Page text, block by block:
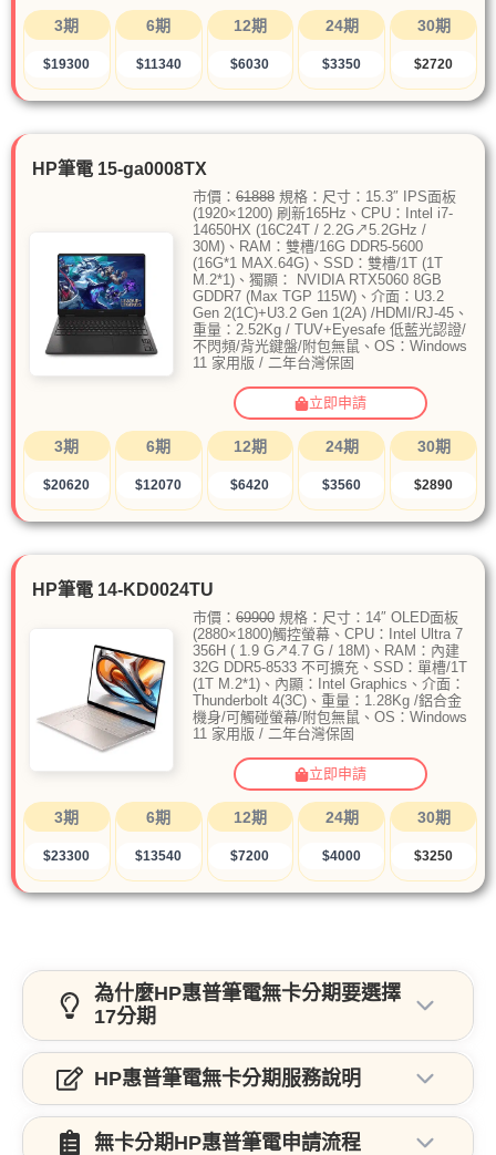
3期
$19300
6期
$11340
12期
$6030
24期
$3350
30期
$2720
HP筆電 15-ga0008TX
市價： 61888規格：尺寸：15.3″ IPS面板
(1920×1200) 刷新165Hz、CPU：Intel i7-
14650HX (16C24T / 2.2G↗5.2GHz /
30M)、RAM：雙槽/16G DDR5-5600
(16G*1 MAX.64G)、SSD：雙槽/1T (1T
M.2*1)、獨顯： NVIDIA RTX5060 8GB
GDDR7 (Max TGP 115W)、介面：U3.2
Gen 2(1C)+U3.2 Gen 1(2A) /HDMI/RJ-45、
重量：2.52Kg / TUV+Eyesafe 低藍光認證/
不閃頻/背光鍵盤/附包無鼠、OS：Windows
11 家用版 / 二年台灣保固
立即申請
3期
$20620
6期
$12070
12期
$6420
24期
$3560
30期
$2890
HP筆電 14-KD0024TU
市價： 69900規格：尺寸：14″ OLED面板
(2880×1800)觸控螢幕、CPU：Intel Ultra 7
356H ( 1.9 G↗4.7 G / 18M)、RAM：內建
32G DDR5-8533 不可擴充、SSD：單槽/1T
(1T M.2*1)、內顯：Intel Graphics、介面：
Thunderbolt 4(3C)、重量：1.28Kg /鋁合金
機身/可觸碰螢幕/附包無鼠、OS：Windows
11 家用版 / 二年台灣保固
立即申請
3期
$23300
6期
$13540
12期
$7200
24期
$4000
30期
$3250
為什麼HP惠普筆電無卡分期要選擇
17分期
HP惠普筆電無卡分期服務說明
無卡分期HP惠普筆電申請流程